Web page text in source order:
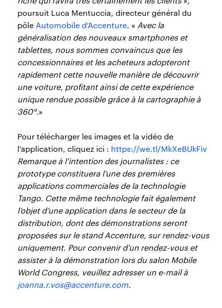
poursuit Luca Mentuccia, directeur général du
pôle Automobile d’Accenture. « Avec la
généralisation des nouveaux smartphones et
tablettes, nous sommes convaincus que les
concessionnaires et les acheteurs adopteront
rapidement cette nouvelle manière de découvrir
une voiture, profitant ainsi de cette expérience
unique rendue possible grâce à la cartographie à
360°.»
Pour télécharger les images et la vidéo de
l’application, cliquez ici : https://we.tl/MkXeBUkFiv
Remarque à l’intention des journalistes : ce
prototype constituera l’une des premières
applications commerciales de la technologie
Tango. Cette même technologie fait également
l’objet d’une application dans le secteur de la
distribution, dont des démonstrations seront
proposées sur le stand Accenture, sur rendez-vous
uniquement. Pour convenir d’un rendez-vous et
assister à la démonstration lors du salon Mobile
World Congress, veuillez adresser un e-mail à
joanna.r.vos@accenture.com.